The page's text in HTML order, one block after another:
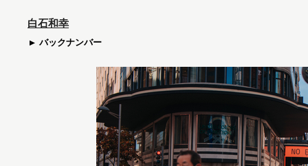
白石和幸
バックナンバー